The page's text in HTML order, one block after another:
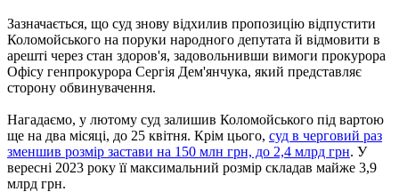
Зазначається, що суд знову відхилив пропозицію відпустити
Коломойського на поруки народного депутата й відмовити в
арешті через стан здоров'я, задовольнивши вимоги прокурора
Офісу генпрокурора Сергія Дем'янчука, який представляє
сторону обвинувачення.
Нагадаємо, у лютому суд залишив Коломойського під вартою
ще на два місяці, до 25 квітня. Крім цього, суд в черговий раз
зменшив розмір застави на 150 млн грн, до 2,4 млрд грн. У
вересні 2023 року її максимальний розмір складав майже 3,9
млрд грн.